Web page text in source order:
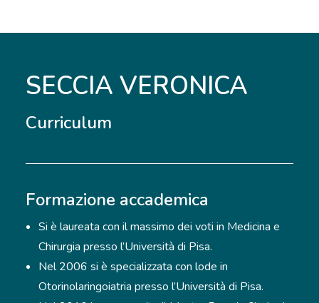
SECCIA VERONICA
Curriculum
Formazione accademica
Si è laureata con il massimo dei voti in Medicina e
Chirurgia presso l’Università di Pisa.
Nel 2006 si è specializzata con lode in
Otorinolaringoiatria presso l’Università di Pisa.